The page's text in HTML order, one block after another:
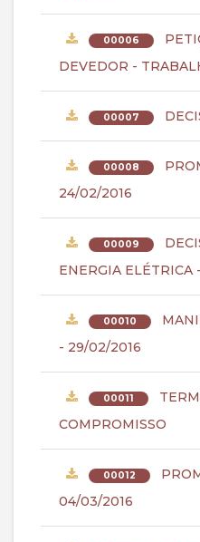
00006
DEVEDOR -
00007
00008
24/02/2016
00009
ENERGIA ELÉTRICA
00010
- 29/02/2016
00011
COMPROMISSO
00012
04/03/2016